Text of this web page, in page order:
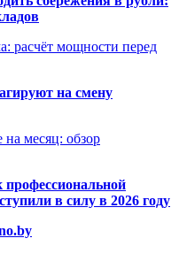
расчёт мощности перед
на смену
месяц: обзор
профессиональной
в силу в 2026 году